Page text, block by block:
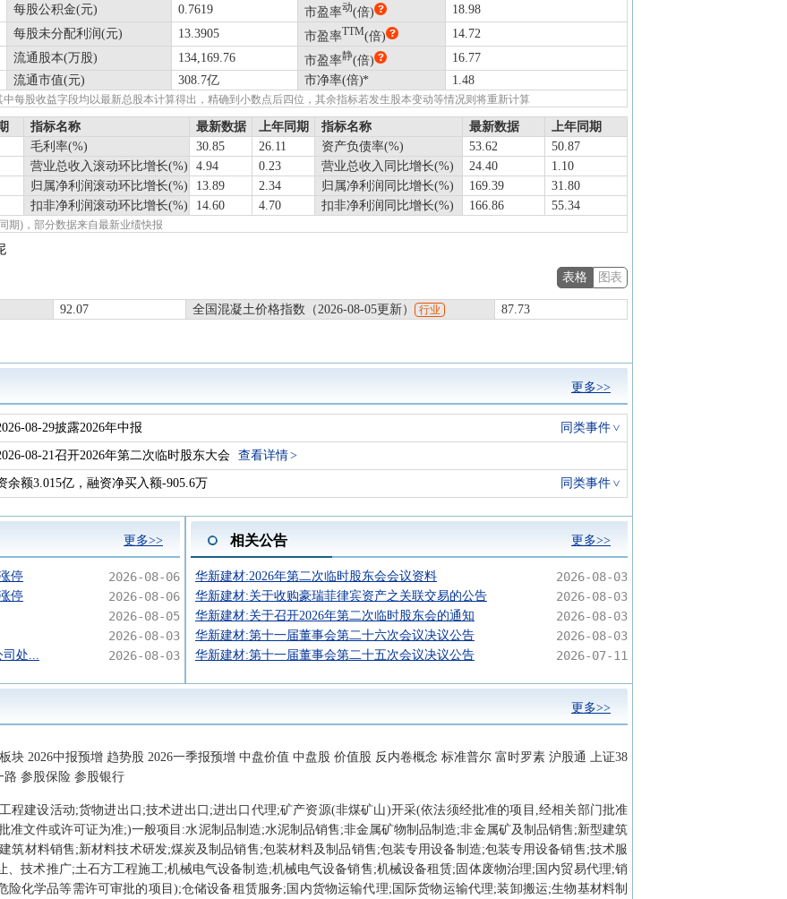
每股公积金(元) 0.7619 市盈率动(倍)
18.98
每股未分配利润(元) 13.3905 市盈率TTM(倍)
14.72
流通股本(万股) 134,169.76 市盈率静(倍)
16.77
流通市值(元) 308.7亿 市净率(倍) 1.48
每股收益字段均以最新总股本计算得出，精确到小数点后四位，其余指标若发生股本变动等情况则将重新计算
指标名称 最新数据 上年同期 指标名称 最新数据
上年同期
毛利率(%) 30.85 26.11 资产负债率(%) 53.62
50.87
营业总收入滚动环比增长(%) 4.94 0.23 营业总收入同比增长(%) 24.40
1.10
归属净利润滚动环比增长(%) 13.89 2.34 归属净利润同比增长(%) 169.39
31.80
扣非净利润滚动环比增长(%) 14.60 4.70 扣非净利润同比增长(%) 166.86 55.34
期)，部分数据来自最新业绩快报
表格 图表
92.07 全国混凝土价格指数（2026-08-05更新） 行业
87.73
更多>>
08-29披露2026年中报 同类事件
08-21召开2026年第二次临时股东大会 查看详情
余额3.015亿，融资净买入额-905.6万 同类事件
更多>>
2026-08-06
停
2026-08-06
停
2026-08-05
2026-08-03
2026-08-03
司处...
相关公告 更多>>
2026-08-03
华新建材:2026年第二次临时股东会会议资料
2026-08-03
华新建材:关于收购豪瑞菲律宾资产之关联交易的公告
2026-08-03
华新建材:关于召开2026年第二次临时股东会的通知
2026-08-03
华新建材:第十一届董事会第二十六次会议决议公告
2026-07-11
华新建材:第十一届董事会第二十五次会议决议公告
更多>>
块 2026中报预增 趋势股 2026一季报预增 中盘价值 中盘股 价值股 反内卷概念 标准普尔 富时罗素 沪股通 上证38
路 参股保险 参股银行
程建设活动;货物进出口;技术进出口;进出口代理;矿产资源(非煤矿山)开采(依法须经批准的项目,经相关部门批准
准文件或许可证为准;)一般项目:水泥制品制造;水泥制品销售;非金属矿物制品制造;非金属矿及制品销售;新型建筑
筑材料销售;新材料技术研发;煤炭及制品销售;包装材料及制品销售;包装专用设备制造;包装专用设备销售;技术服
技术推广;土石方工程施工;机械电气设备制造;机械电气设备销售;机械设备租赁;固体废物治理;国内贸易代理;销
化学品等需许可审批的项目);仓储设备租赁服务;国内货物运输代理;国际货物运输代理;装卸搬运;生物基材料制